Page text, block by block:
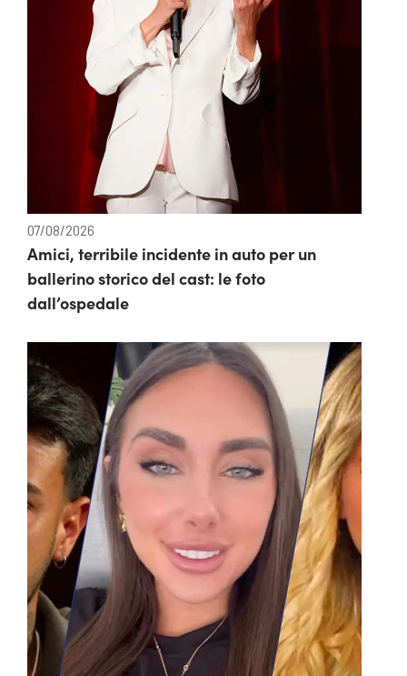
07/08/2026
Amici, terribile incidente in auto per un
ballerino storico del cast: le foto
dall’ospedale